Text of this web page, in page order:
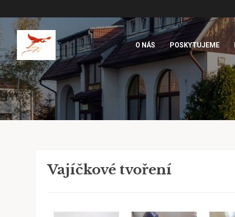
O NÁS POSKYTUJEME
Vajíčkové tvoření